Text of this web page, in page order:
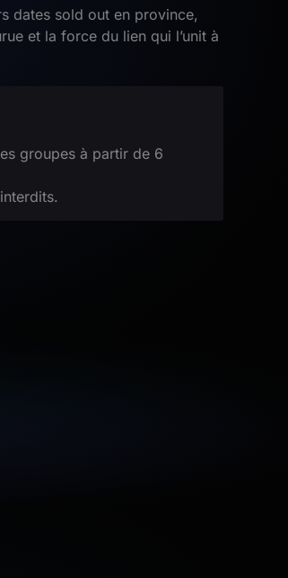
dates sold out en province,
et la force du lien qui l’unit à
groupes à partir de 6